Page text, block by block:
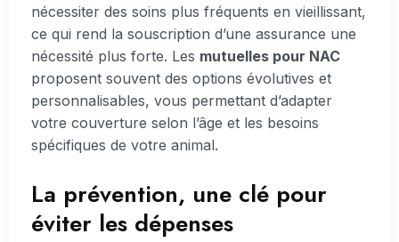
nécessiter des soins plus fréquents en vieillissant,
ce qui rend la souscription d’une assurance une
nécessité plus forte. Les mutuelles pour NAC
proposent souvent des options évolutives et
personnalisables, vous permettant d’adapter
votre couverture selon l’âge et les besoins
spécifiques de votre animal.
La prévention, une clé pour
éviter les dépenses